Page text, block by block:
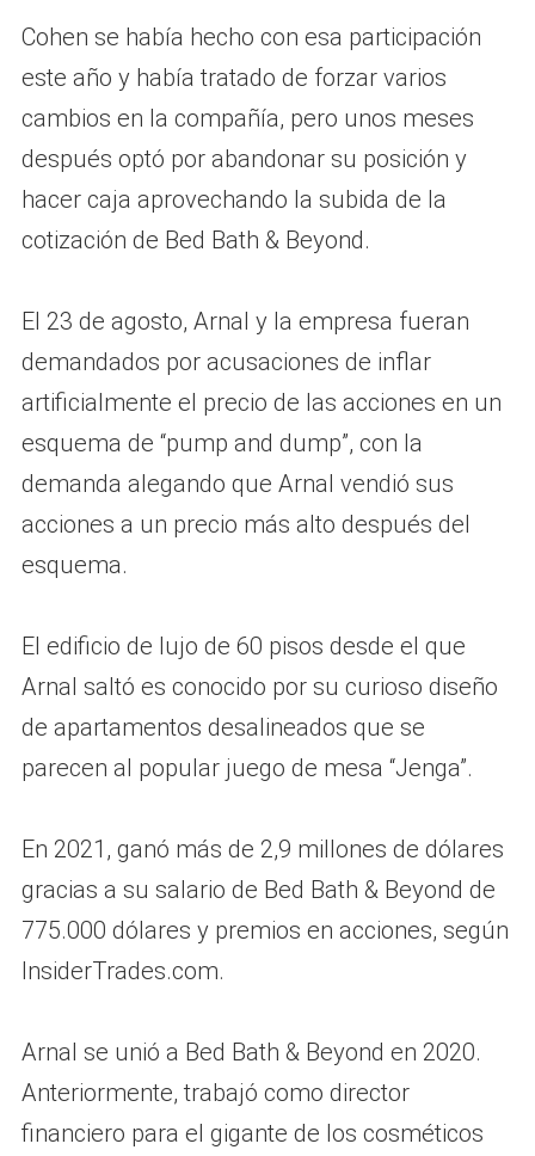
Cohen se había hecho con esa participación
este año y había tratado de forzar varios
cambios en la compañía, pero unos meses
después optó por abandonar su posición y
hacer caja aprovechando la subida de la
cotización de Bed Bath & Beyond.
El 23 de agosto, Arnal y la empresa fueran
demandados por acusaciones de inflar
artificialmente el precio de las acciones en un
esquema de “pump and dump”, con la
demanda alegando que Arnal vendió sus
acciones a un precio más alto después del
esquema.
El edificio de lujo de 60 pisos desde el que
Arnal saltó es conocido por su curioso diseño
de apartamentos desalineados que se
parecen al popular juego de mesa “Jenga”.
En 2021, ganó más de 2,9 millones de dólares
gracias a su salario de Bed Bath & Beyond de
775.000 dólares y premios en acciones, según
InsiderTrades.com.
Arnal se unió a Bed Bath & Beyond en 2020.
Anteriormente, trabajó como director
financiero para el gigante de los cosméticos